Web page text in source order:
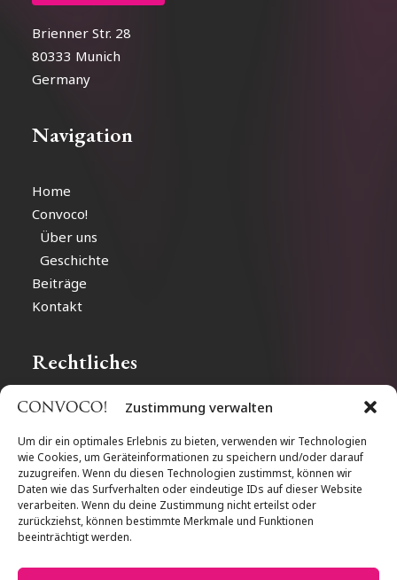
Zustimmung verwalten
Um dir ein optimales Erlebnis zu bieten, verwenden wir Technologien
wie Cookies, um Geräteinformationen zu speichern und/oder darauf
zuzugreifen. Wenn du diesen Technologien zustimmst, können wir
Daten wie das Surfverhalten oder eindeutige IDs auf dieser Website
verarbeiten. Wenn du deine Zustimmung nicht erteilst oder
zurückziehst, können bestimmte Merkmale und Funktionen
beeinträchtigt werden.
Brienner Str. 28
80333 Munich
Germany
Navigation
Home
Convoco!
Über uns
Geschichte
Beiträge
Kontakt
Rechtliches
Impressum
Datenschutz
Cookie-Richtlinien
Follow us